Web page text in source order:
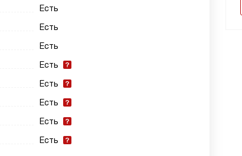
Есть
Есть
Есть
Есть
Есть
Есть
Есть
Есть